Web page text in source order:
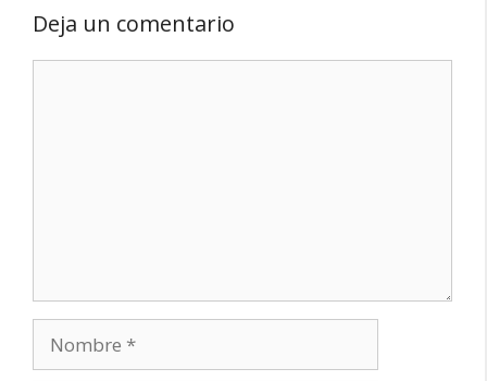
Deja un comentario